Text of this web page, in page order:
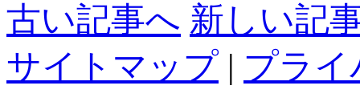
古い記事へ 新しい記
サイトマップ | プラ